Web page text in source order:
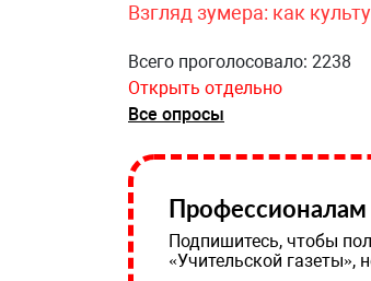
Взгляд зумера: как
Всего проголосовало: 2238
Открыть отдельно
Все опросы
Подпишитесь, чтобы
«Учительской газеты»,